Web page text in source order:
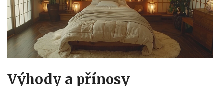
Výhody a přínosy